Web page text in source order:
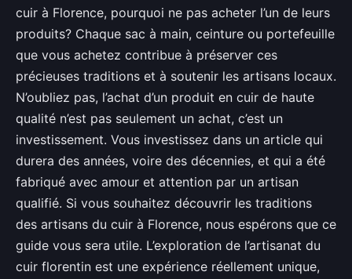
cuir à Florence, pourquoi ne pas acheter l’un de leurs
produits? Chaque sac à main, ceinture ou portefeuille
que vous achetez contribue à préserver ces
précieuses traditions et à soutenir les artisans locaux.
N’oubliez pas, l’achat d’un produit en cuir de haute
qualité n’est pas seulement un achat, c’est un
investissement. Vous investissez dans un article qui
durera des années, voire des décennies, et qui a été
fabriqué avec amour et attention par un artisan
qualifié. Si vous souhaitez découvrir les traditions
des artisans du cuir à Florence, nous espérons que ce
guide vous sera utile. L’exploration de l’artisanat du
cuir florentin est une expérience réellement unique,